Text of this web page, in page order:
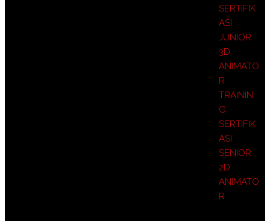
SERTIFIK
ASI
JUNIOR
3D
ANIMATO
R
TRAININ
G
SERTIFIK
ASI
SENIOR
2D
ANIMATO
R